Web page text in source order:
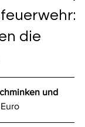
die
und